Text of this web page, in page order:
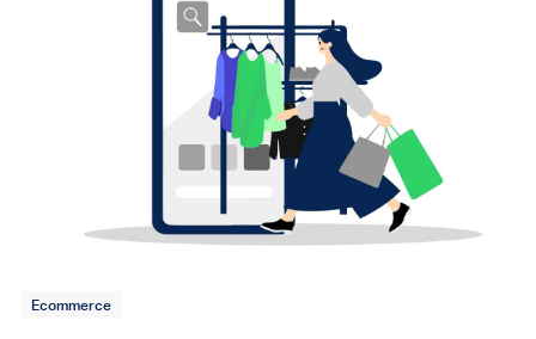
Ecommerce